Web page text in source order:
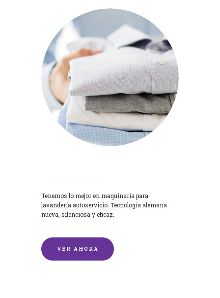
Tenemos lo mejor en maquinaria para
lavandería autoservicio. Tecnología alemana
nueva, silenciosa y eficaz.
VER AHORA